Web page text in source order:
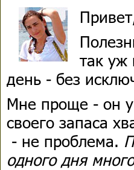
так
день - без
Мне проще - он
своего запаса
- не проблема.
одного дня